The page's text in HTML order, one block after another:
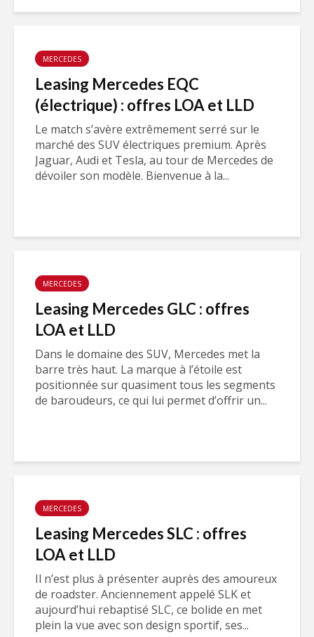
MERCEDES
Leasing Mercedes EQC
(électrique) : offres LOA et LLD
Le match s’avère extrêmement serré sur le
marché des SUV électriques premium. Après
Jaguar, Audi et Tesla, au tour de Mercedes de
dévoiler son modèle. Bienvenue à la...
MERCEDES
Leasing Mercedes GLC : offres
LOA et LLD
Dans le domaine des SUV, Mercedes met la
barre très haut. La marque à l’étoile est
positionnée sur quasiment tous les segments
de baroudeurs, ce qui lui permet d’offrir un...
MERCEDES
Leasing Mercedes SLC : offres
LOA et LLD
Il n’est plus à présenter auprès des amoureux
de roadster. Anciennement appelé SLK et
aujourd’hui rebaptisé SLC, ce bolide en met
plein la vue avec son design sportif, ses...